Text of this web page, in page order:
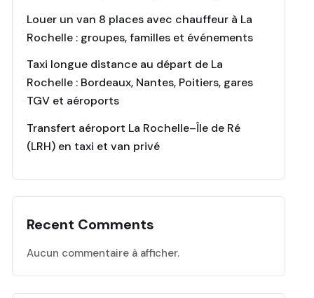
Louer un van 8 places avec chauffeur à La
Rochelle : groupes, familles et événements
Taxi longue distance au départ de La
Rochelle : Bordeaux, Nantes, Poitiers, gares
TGV et aéroports
Transfert aéroport La Rochelle–Île de Ré
(LRH) en taxi et van privé
Recent Comments
Aucun commentaire à afficher.